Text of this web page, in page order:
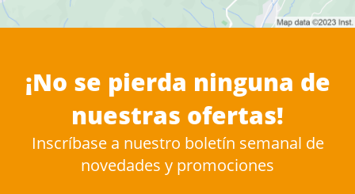
¡No se pierda ninguna de
nuestras ofertas!
Inscríbase a nuestro boletín semanal de
novedades y promociones